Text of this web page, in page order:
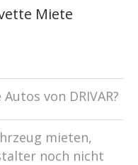
Miete
von DRIVAR?
mieten,
noch nicht